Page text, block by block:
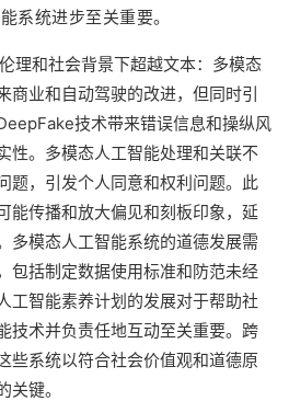
系统进步至关重要。
理和社会背景下超越文本：多模态
商业和自动驾驶的改进，但同时引
技术带来错误信息和操纵风
性。多模态人工智能处理和关联不
题，引发个人同意和权利问题。此
能传播和放大偏见和刻板印象，延
多模态人工智能系统的道德发展需
包括制定数据使用标准和防范未经
工智能素养计划的发展对于帮助社
技术并负责任地互动至关重要。跨
些系统以符合社会价值观和道德原
关键。